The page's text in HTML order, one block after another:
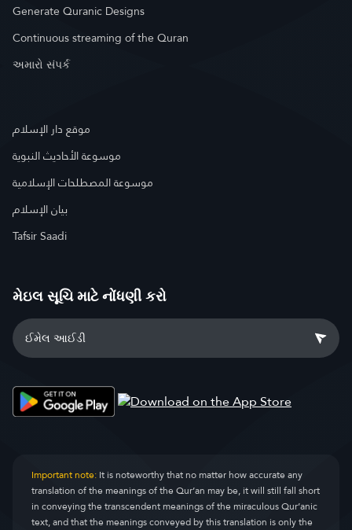
Generate Quranic Designs
Continuous streaming of the Quran
અમારો સંપર્ક
موقع دار الإسلام
موسوعة الأحاديث النبوية
موسوعة المصطلحات الإسلامية
بيان الإسلام
Tafsir Saadi
મેઇલ સૂચિ માટે નોંધણી કરો
Important note:It is noteworthy that no matter how accurate any
translation of the meanings of the Qur’an may be, it will still fall short
in conveying the transcendent meanings of the miraculous Qur’anic
text, and that the meanings conveyed by this translation is only the